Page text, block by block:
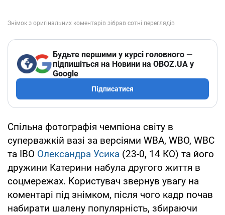
Будьте першими у курсі головного —
підпишіться на Новини на OBOZ.UA у
Google
Підписатися
Спільна фотографія чемпіона світу в
суперважкій вазі за версіями WBA, WBO, WBC
та IBO Олександра Усика (23-0, 14 КО) та його
дружини Катерини набула другого життя в
соцмережах. Користувач звернув увагу на
коментарі під знімком, після чого кадр почав
набирати шалену популярність, збираючи